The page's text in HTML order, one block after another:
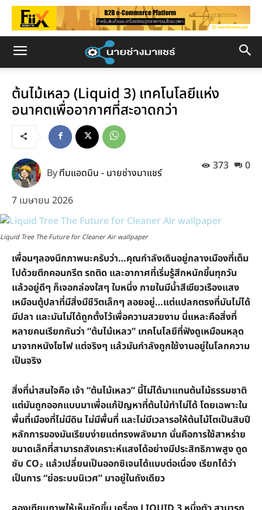
ต้นไม้เหลว (Liquid 3) เทคโนโลยีแห่ง
อนาคตเพื่ออากาศที่สะอาดกว่า
0
373
Byทีมแอดมิน - นายช่างมาแชร์
7 เมษายน 2026
Liquid Tree The Future for Cleaner Air wallpaper
เพื่อนๆลองนึกภาพนะครับว่า…คุณกำลังเดินอยู่กลางเมืองที่เต็ม
ไปด้วยตึกคอนกรีต รถติด และอากาศที่เริ่มรู้สึกหนักขึ้นทุกวัน
แล้วอยู่ดีๆ ก็เจอกล่องใสๆ ใบหนึ่ง ภายในมีน้ำสีเขียวเรืองแสง
เหมือนตู้ปลาที่มีสิ่งมีชีวิตเล็กๆ ลอยอยู่…แต่แปลกตรงที่มันไม่ได้
มีปลา และมันไม่ได้ถูกตั้งไว้เพื่อความสวยงาม นี่แหละคือสิ่งที่
หลายคนเรียกกันว่า “ต้นไม้เหลว” เทคโนโลยีที่ฟังดูเหมือนหลุด
มาจากหนังไซไฟ แต่จริงๆ แล้วมันกำลังถูกใช้งานอยู่ในโลกความ
เป็นจริง
สิ่งที่น่าสนใจคือ เจ้า “ต้นไม้เหลว” นี้ไม่ได้มาแทนต้นไม้ธรรมชาติ
แต่มันถูกออกแบบมาเพื่อแก้ปัญหาที่ต้นไม้ทำไม่ได้ โดยเฉพาะใน
พื้นที่เมืองที่ไม่มีดิน ไม่มีพื้นที่ และไม่มีเวลารอให้ต้นไม้โตเป็นสิบปี
หลักการของมันเรียบง่ายแต่ทรงพลังมาก นั่นคือการใช้สาหร่าย
ขนาดเล็กที่สามารถสังเคราะห์แสงได้อย่างมีประสิทธิภาพสูง ดูด
ซับ CO₂ แล้วเปลี่ยนเป็นออกซิเจนได้แบบต่อเนื่อง เรียกได้ว่า
เป็นการ “ย่อระบบนิเวศ” มาอยู่ในถังเดียว